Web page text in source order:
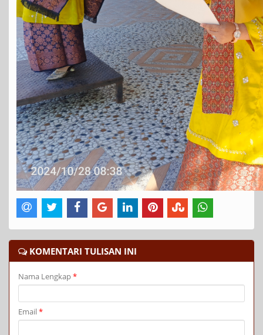
KOMENTARI TULISAN INI
Nama Lengkap*
Email*